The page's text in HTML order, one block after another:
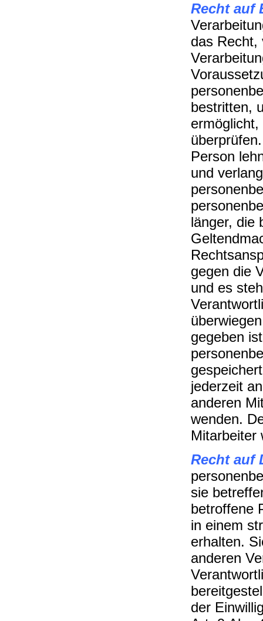
Recht auf
das Recht,
bestritten,
Person
und
länger, die
gegen die
und es
gegeben
jederzeit
anderen
wenden.
Mitarbeiter
Recht auf
sie
betroffene
in einem
erhalten.
anderen
der